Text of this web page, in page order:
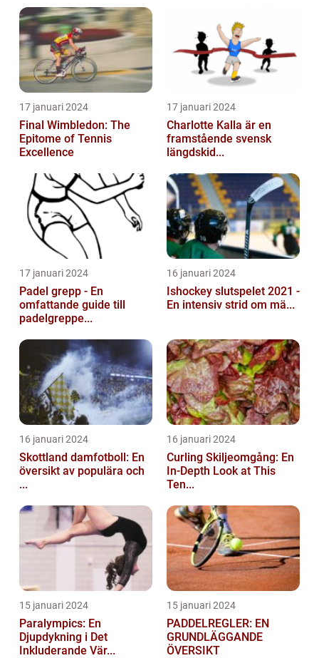
17 januari 2024
Final Wimbledon: The
Epitome of Tennis
Excellence
17 januari 2024
Charlotte Kalla är en
framstående svensk
längdskid...
17 januari 2024
Padel grepp - En
omfattande guide till
padelgreppe...
16 januari 2024
Ishockey slutspelet 2021 -
En intensiv strid om mä...
16 januari 2024
Skottland damfotboll: En
översikt av populära och
...
16 januari 2024
Curling Skiljeomgång: En
In-Depth Look at This
Ten...
15 januari 2024
Paralympics: En
Djupdykning i Det
Inkluderande Vär...
15 januari 2024
PADDELREGLER: EN
GRUNDLÄGGANDE
ÖVERSIKT